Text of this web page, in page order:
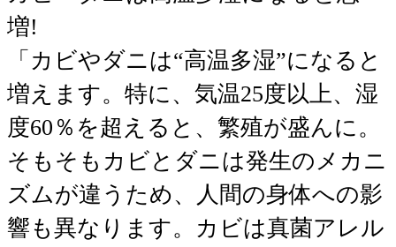
増!
「カビやダニは“高温多湿”になると
増えます。特に、気温25度以上、湿
度60％を超えると、繁殖が盛んに。
そもそもカビとダニは発生のメカニ
ズムが違うため、人間の身体への影
響も異なります。カビは真菌アレル